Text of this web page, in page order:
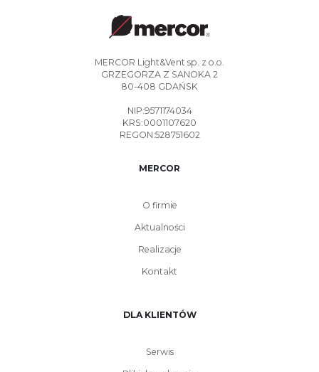
MERCOR Light&Vent sp. z o.o.
GRZEGORZA Z SANOKA 2
80-408 GDAŃSK
NIP:9571174034
KRS:0001107620
REGON:528751602
MERCOR
O firmie
Aktualności
Realizacje
Kontakt
DLA KLIENTÓW
Serwis